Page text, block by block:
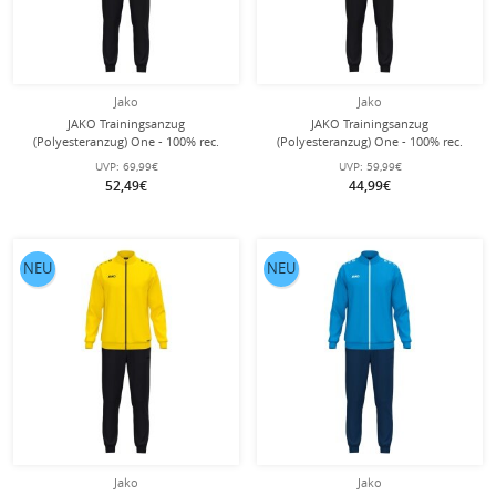
Jako
JAKO Trainingsanzug
(Polyesteranzug) One - 100% rec.
Polyester - grün/schwarz Herren
UVP: 69,99€
52,49€
Jako
JAKO Trainingsanzug
(Polyesteranzug) One - 100% rec.
Polyester - grün/schwarz Jungen
UVP: 59,99€
44,99€
Jako
NEU
Jako
NEU